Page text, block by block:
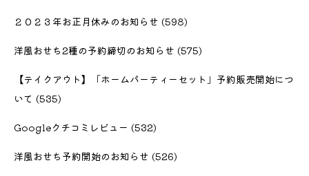
２０２３年お正月休みのお知らせ (598)
洋風おせち2種の予約締切のお知らせ (575)
【テイクアウト】「ホームパーティーセット」予約販売開始につ
いて (535)
Googleクチコミレビュー (532)
洋風おせち予約開始のお知らせ (526)